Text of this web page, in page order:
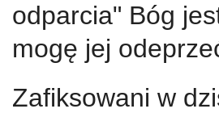
odparcia" Bóg
mogę jej
Zafiksowani w